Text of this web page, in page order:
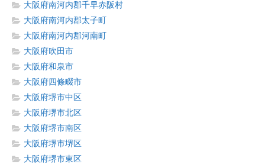
大阪府南河内郡千早赤阪村
大阪府南河内郡太子町
大阪府南河内郡河南町
大阪府吹田市
大阪府和泉市
大阪府四條畷市
大阪府堺市中区
大阪府堺市北区
大阪府堺市南区
大阪府堺市堺区
大阪府堺市東区